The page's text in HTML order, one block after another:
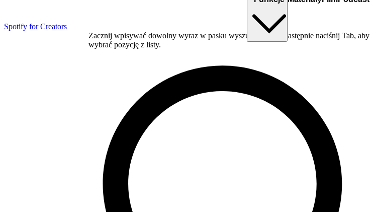
Spotify for Creators
Zacznij wpisywać dowolny wyraz w pasku wyszukiwania, a następnie naciśnij Tab, aby
wybrać pozycję z listy.